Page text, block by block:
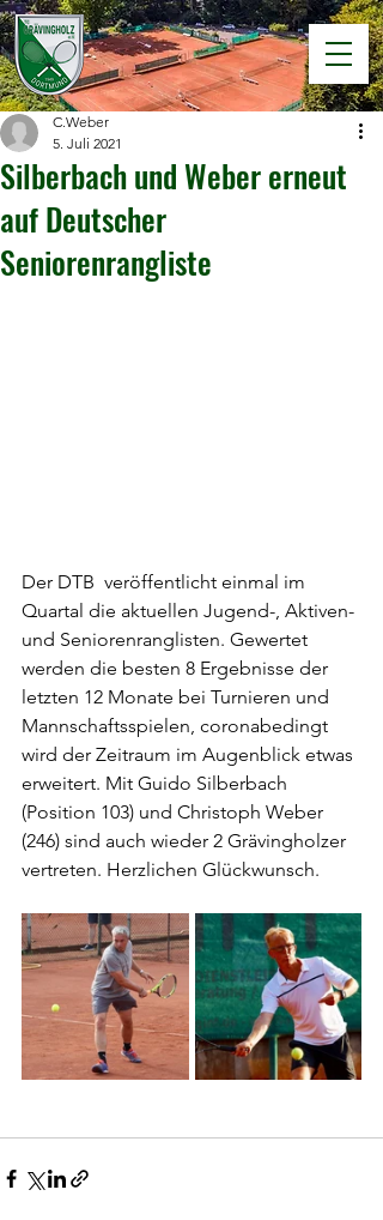
Silberbach und Weber erneut
auf Deutscher
Seniorenrangliste
C.Weber
5. Juli 2021
Der DTB  veröffentlicht einmal im
Quartal die aktuellen Jugend-, Aktiven-
und Seniorenranglisten. Gewertet
werden die besten 8 Ergebnisse der
letzten 12 Monate bei Turnieren und
Mannschaftsspielen, coronabedingt
wird der Zeitraum im Augenblick etwas
erweitert. Mit Guido Silberbach
(Position 103) und Christoph Weber
(246) sind auch wieder 2 Grävingholzer
vertreten. Herzlichen Glückwunsch.